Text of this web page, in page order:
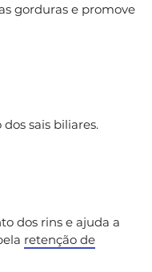
gorduras e promove
sais biliares.
dos rins e ajuda a
retenção de